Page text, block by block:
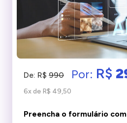
De: R$ 990 Por: R$
6x de R$ 49,50
Preencha o formulário